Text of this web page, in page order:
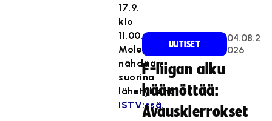
17.9.
klo
11.00.
Molemmat
nähdään
suorina
lähetyksinä
ISTV:ssä.
UUTISET
04.08.2
026
F-liigan alku
häämöttää:
Avauskierrokset